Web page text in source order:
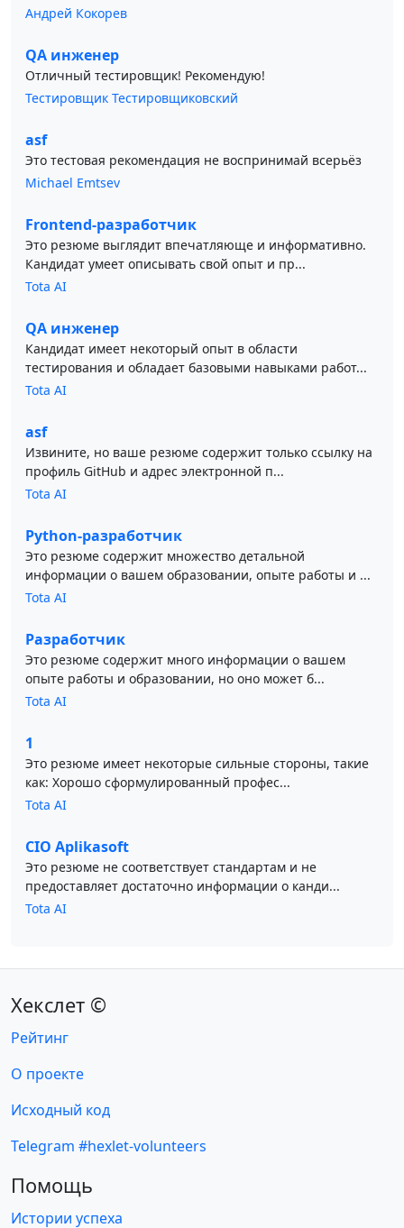
Андрей Кокорев
QA инженер
Отличный тестировщик! Рекомендую!
Тестировщик Тестировщиковский
asf
Это тестовая рекомендация не воспринимай всерьёз
Michael Emtsev
Frontend-разработчик
Это резюме выглядит впечатляюще и информативно.
Кандидат умеет описывать свой опыт и пр...
Tota AI
QA инженер
Кандидат имеет некоторый опыт в области
тестирования и обладает базовыми навыками работ...
Tota AI
asf
Извините, но ваше резюме содержит только ссылку на
профиль GitHub и адрес электронной п...
Tota AI
Python-разработчик
Это резюме содержит множество детальной
информации о вашем образовании, опыте работы и ...
Tota AI
Разработчик
Это резюме содержит много информации о вашем
опыте работы и образовании, но оно может б...
Tota AI
1
Это резюме имеет некоторые сильные стороны, такие
как: Хорошо сформулированный профес...
Tota AI
CIO Aplikasoft
Это резюме не соответствует стандартам и не
предоставляет достаточно информации о канди...
Tota AI
Хекслет ©
Рейтинг
О проекте
Исходный код
Telegram #hexlet-volunteers
Помощь
Истории успеха